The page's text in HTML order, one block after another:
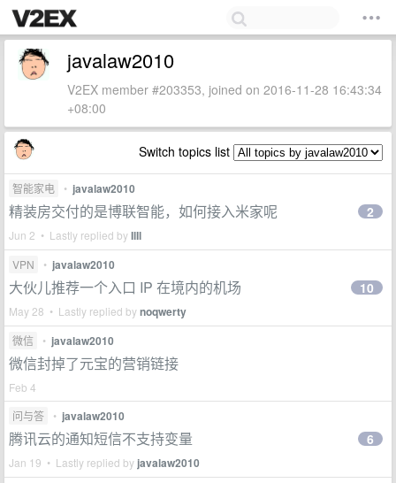
javalaw2010
V2EX member #203353, joined on 2016-11-28 16:43:34
+08:00
Switch topics list
智能家电 • javalaw2010
精装房交付的是博联智能，如何接入米家呢
Jun 2 • Lastly replied byIlIl
2
VPN • javalaw2010
大伙儿推荐一个入口 IP 在境内的机场
May 28 • Lastly replied bynoqwerty
10
微信 • javalaw2010
微信封掉了元宝的营销链接
Feb 4
问与答
• javalaw2010
腾讯云的通知短信不支持变量
Jan 19 • Lastly replied by javalaw2010
6